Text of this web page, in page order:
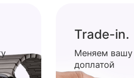
Trade-in.
Меняем вашу
доплатой